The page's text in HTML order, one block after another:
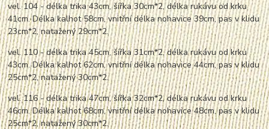
vel. 104 - délka trika 43cm, šířka 30cm*2, délka rukávu od krku
41cm. Délka kalhot 58cm, vnitřní délka nohavice 39cm, pas v klidu
23cm*2,natažený 29cm*2.
vel. 110 - délka trika 45cm, šířka 31cm*2, délka rukávu od krku
43cm. Délka kalhot 62cm, vnitřní délka nohavice 44cm, pas v klidu
25cm*2,natažený 30cm*2.
vel. 116 - délka trika 47cm, šířka 32cm*2, délka rukávu od krku
46cm. Délka kalhot 68cm, vnitřní délka nohavice 48cm, pas v klidu
25cm*2,natažený 30cm*2.